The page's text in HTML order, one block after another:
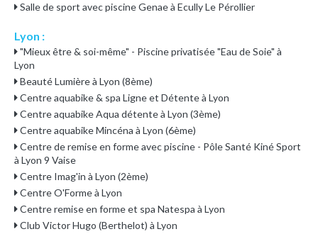
Salle de sport avec piscine Genae à Ecully Le Pérollier
Lyon :
"Mieux être & soi-même" - Piscine privatisée "Eau de Soie" à
Lyon
Beauté Lumière à Lyon (8ème)
Centre aquabike & spa Ligne et Détente à Lyon
Centre aquabike Aqua détente à Lyon (3ème)
Centre aquabike Mincéna à Lyon (6ème)
Centre de remise en forme avec piscine - Pôle Santé Kiné Sport
à Lyon 9 Vaise
Centre Imag'in à Lyon (2ème)
Centre O'Forme à Lyon
Centre remise en forme et spa Natespa à Lyon
Club Victor Hugo (Berthelot) à Lyon